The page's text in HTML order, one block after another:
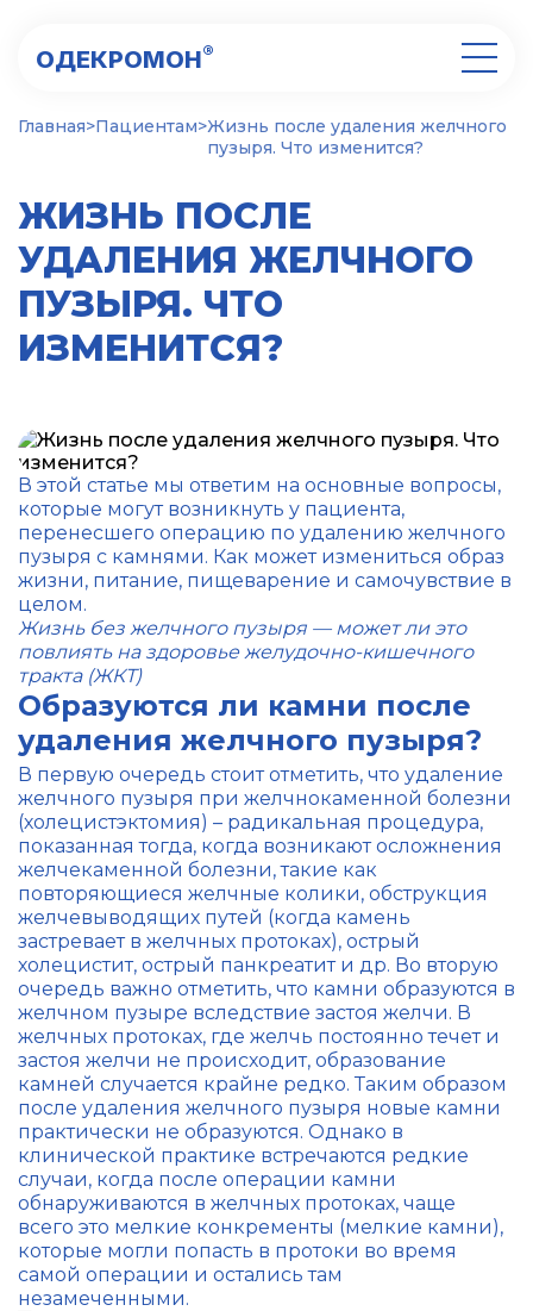
ОДЕКРОМОН®
Главная>Пациентам>Жизнь после удаления желчного
пузыря. Что изменится?
ЖИЗНЬ ПОСЛЕ
УДАЛЕНИЯ ЖЕЛЧНОГО
ПУЗЫРЯ. ЧТО
ИЗМЕНИТСЯ?
В этой статье мы ответим на основные вопросы,
которые могут возникнуть у пациента,
перенесшего операцию по удалению желчного
пузыря с камнями. Как может измениться образ
жизни, питание, пищеварение и самочувствие в
целом.
Жизнь без желчного пузыря — может ли это
повлиять на здоровье желудочно-кишечного
тракта (ЖКТ)
Образуются ли камни после
удаления желчного пузыря?
В первую очередь стоит отметить, что удаление
желчного пузыря при желчнокаменной болезни
(холецистэктомия) – радикальная процедура,
показанная тогда, когда возникают осложнения
желчекаменной болезни, такие как
повторяющиеся желчные колики, обструкция
желчевыводящих путей (когда камень
застревает в желчных протоках), острый
холецистит, острый панкреатит и др. Во вторую
очередь важно отметить, что камни образуются в
желчном пузыре вследствие застоя желчи. В
желчных протоках, где желчь постоянно течет и
застоя желчи не происходит, образование
камней случается крайне редко. Таким образом
после удаления желчного пузыря новые камни
практически не образуются. Однако в
клинической практике встречаются редкие
случаи, когда после операции камни
обнаруживаются в желчных протоках, чаще
всего это мелкие конкременты (мелкие камни),
которые могли попасть в протоки во время
самой операции и остались там
незамеченными.